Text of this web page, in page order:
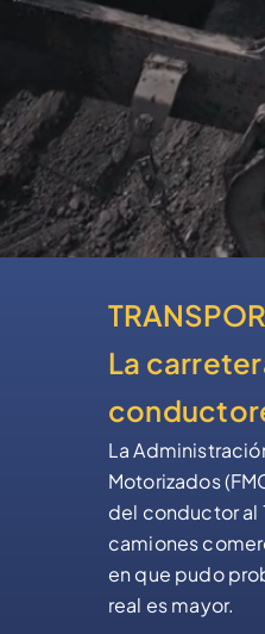
La
La
Motorizados
del conductor al
camiones
en que pudo
real es mayor.